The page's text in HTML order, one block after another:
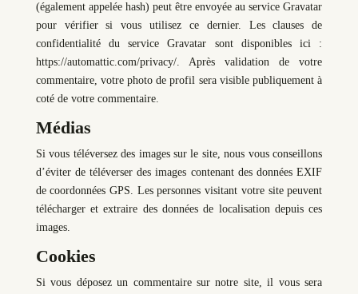
(également appelée hash) peut être envoyée au service Gravatar
pour vérifier si vous utilisez ce dernier. Les clauses de
confidentialité du service Gravatar sont disponibles ici :
https://automattic.com/privacy/. Après validation de votre
commentaire, votre photo de profil sera visible publiquement à
coté de votre commentaire.
Médias
Si vous téléversez des images sur le site, nous vous conseillons
d’éviter de téléverser des images contenant des données EXIF
de coordonnées GPS. Les personnes visitant votre site peuvent
télécharger et extraire des données de localisation depuis ces
images.
Cookies
Si vous déposez un commentaire sur notre site, il vous sera